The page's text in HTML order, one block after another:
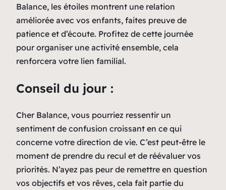
Balance, les étoiles montrent une relation
améliorée avec vos enfants, faites preuve de
patience et d’écoute. Profitez de cette journée
pour organiser une activité ensemble, cela
renforcera votre lien familial.
Conseil du jour :
Cher Balance, vous pourriez ressentir un
sentiment de confusion croissant en ce qui
concerne votre direction de vie. C’est peut-être le
moment de prendre du recul et de réévaluer vos
priorités. N’ayez pas peur de remettre en question
vos objectifs et vos rêves, cela fait partie du